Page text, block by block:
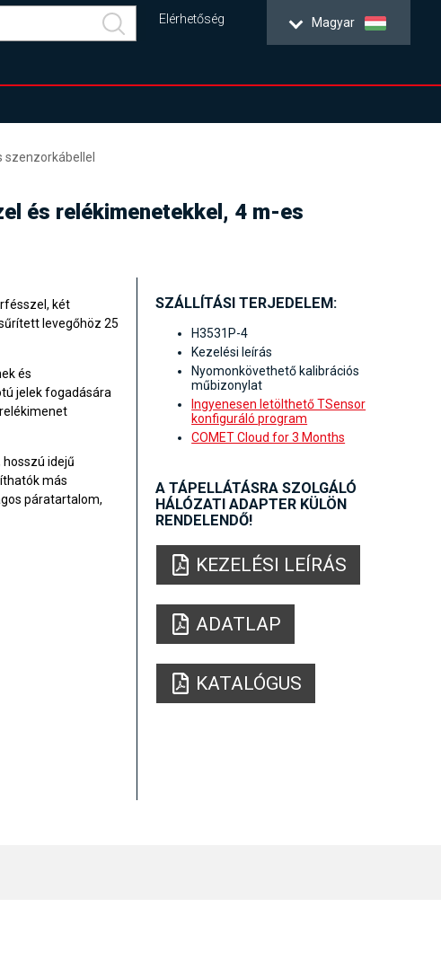
Magyar
Elérhetőség
és relékimenetekkel, 4 m-es
két
levegőhöz 25
és
jelek fogadására
idejű
más
páratartalom,
SZÁLLÍTÁSI TERJEDELEM:
H3531P-4
Kezelési leírás
Nyomonkövethető kalibrációs
műbizonylat
Ingyenesen letölthető TSensor
konfiguráló program
COMET Cloud for 3 Months
A TÁPELLÁTÁSRA SZOLGÁLÓ
HÁLÓZATI ADAPTER KÜLÖN
RENDELENDŐ!
KEZELÉSI LEÍRÁS
ADATLAP
KATALÓGUS